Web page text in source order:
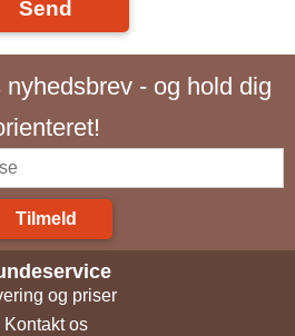
Send
- og hold dig
Tilmeld
og priser
Kontakt os